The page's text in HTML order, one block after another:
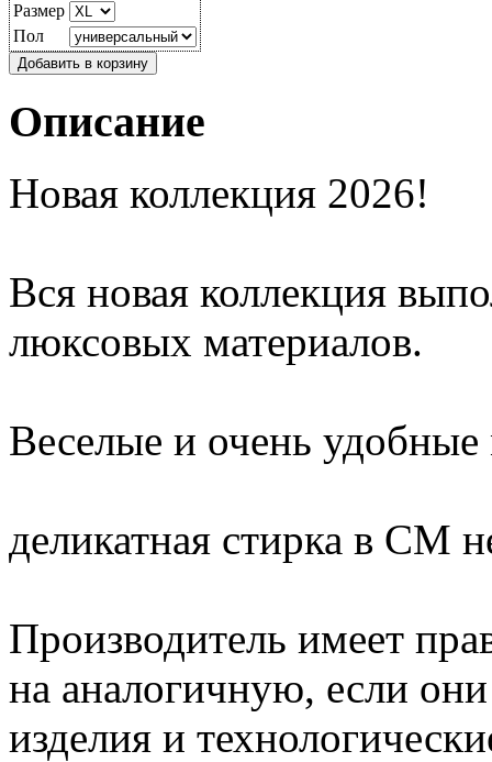
Размер
Пол
Описание
Новая коллекция 2026!
Вся новая коллекция
люксовых материалов.
Веселые и очень
деликатная стирка в СМ
Производитель имеет
на аналогичную, если
изделия и